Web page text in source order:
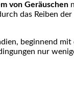
von Geräuschen
das ⁣Reiben
beginnend mit‍
nur